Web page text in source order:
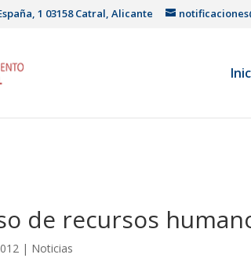
1 03158 Catral, Alicante
de recursos
| Noticias